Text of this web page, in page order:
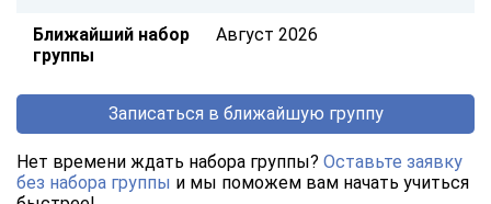
Ближайший набор
группы
Август 2026
Записаться в ближайшую группу
Нет времени ждать набора группы? Оставьте заявку
без набора группы и мы поможем вам начать учиться